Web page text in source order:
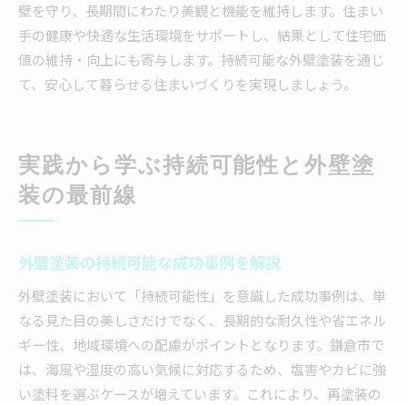
壁を守り、長期間にわたり美観と機能を維持します。住まい
手の健康や快適な生活環境をサポートし、結果として住宅価
値の維持・向上にも寄与します。持続可能な外壁塗装を通じ
て、安心して暮らせる住まいづくりを実現しましょう。
実践から学ぶ持続可能性と外壁塗
装の最前線
外壁塗装の持続可能な成功事例を解説
外壁塗装において「持続可能性」を意識した成功事例は、単
なる見た目の美しさだけでなく、長期的な耐久性や省エネル
ギー性、地域環境への配慮がポイントとなります。鎌倉市で
は、海風や湿度の高い気候に対応するため、塩害やカビに強
い塗料を選ぶケースが増えています。これにより、再塗装の